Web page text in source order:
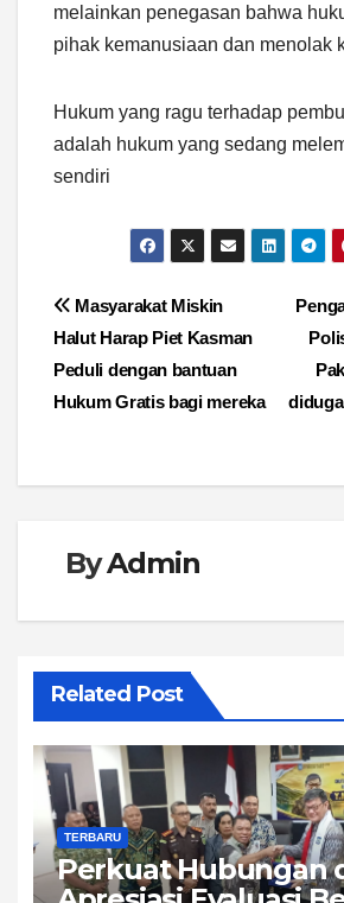
melainkan penegasan bahwa
pihak kemanusiaan dan menolak
Hukum yang ragu terhadap
adalah hukum yang sedang
sendiri
Navigasi
pos
Masyarakat Miskin
Halut Harap Piet Kasman
Peduli dengan bantuan
Hukum Gratis bagi mereka
ByAdmin
Related Post
TERBARU
Perkuat Hubungan